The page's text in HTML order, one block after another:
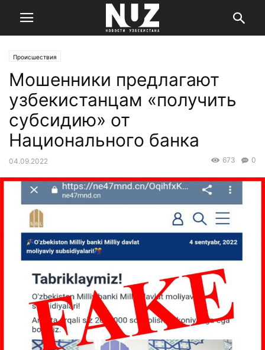
Происшествия
Мошенники предлагают
узбекистанцам «получить
субсидию» от
Национального банка
04.09.2022 0
673